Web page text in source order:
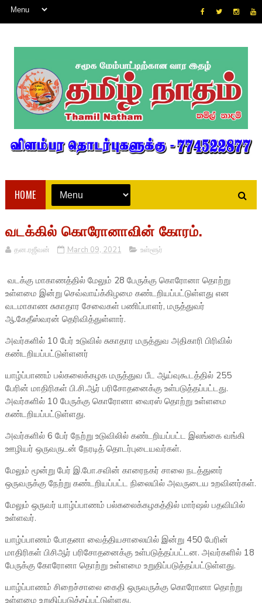
HOME
வடக்கில் கொரோனாவின் கோரம்.
தன.ரஜீவன் March 09, 2021 உள்ளூர்
வடக்கு மாகாணத்தில் மேலும் 28 பேருக்கு கொரோனா தொற்று
உள்ளமை இன்று செவ்வாய்க்கிழமை கண்டறியப்பட்டுள்ளது என
வடமாகாண சுகாதார சேவைகள் பணிப்பாளர், மருத்துவர்
ஆ.கேதீஸ்வரன் தெரிவித்துள்ளார்.
அவர்களில் 10 பேர் உடுவில் சுகாதார மருத்துவ அதிகாரி பிரிவில்
கண்டறியப்பட்டுள்ளனர்
யாழ்ப்பாணம் பல்கலைக்கழக மருத்துவ பீட ஆய்வுகூடத்தில் 255
பேரின் மாதிரிகள் பி.சி.ஆர் பரிசோதனைக்கு உள்படுத்தப்பட்டது.
அவர்களில் 10 பேருக்கு கொரோனா வைரஸ் தொற்று உள்ளமை
கண்டறியப்பட்டுள்ளது.
அவர்களில் 6 பேர் நேற்று உடுவிலில் கண்டறியப்பட்ட இலங்கை வங்கி
ஊழியர் ஒருவருடன் நேரடித் தொடர்புடையவர்கள்.
மேலும் மூன்று பேர் இ.போ.சவின் காரைநகர் சாலை நடத்துனர்
ஒருவருக்கு நேற்று கண்டறியப்பட்ட நிலையில் அவருடைய உறவினர்கள்.
மேலும் ஒருவர் யாழ்ப்பாணம் பல்கலைக்கழகத்தில் மார்ஷல் பதவியில்
உள்ளவர்.
யாழ்ப்பாணம் போதனா வைத்தியசாலையில் இன்று 450 பேரின்
மாதிரிகள் பிசிஆர் பரிசோதனைக்கு உள்படுத்தப்பட்டன. அவர்களில் 18
பேருக்கு கோரோனா தொற்று உள்ளமை உறுதிப்படுத்தப்பட்டுள்ளது.
யாழ்ப்பாணம் சிறைச்சாலை கைதி ஒருவருக்கு கொரோனா தொற்று
உள்ளமை உறுதிப்படுத்தப்பட்டுள்ளது.